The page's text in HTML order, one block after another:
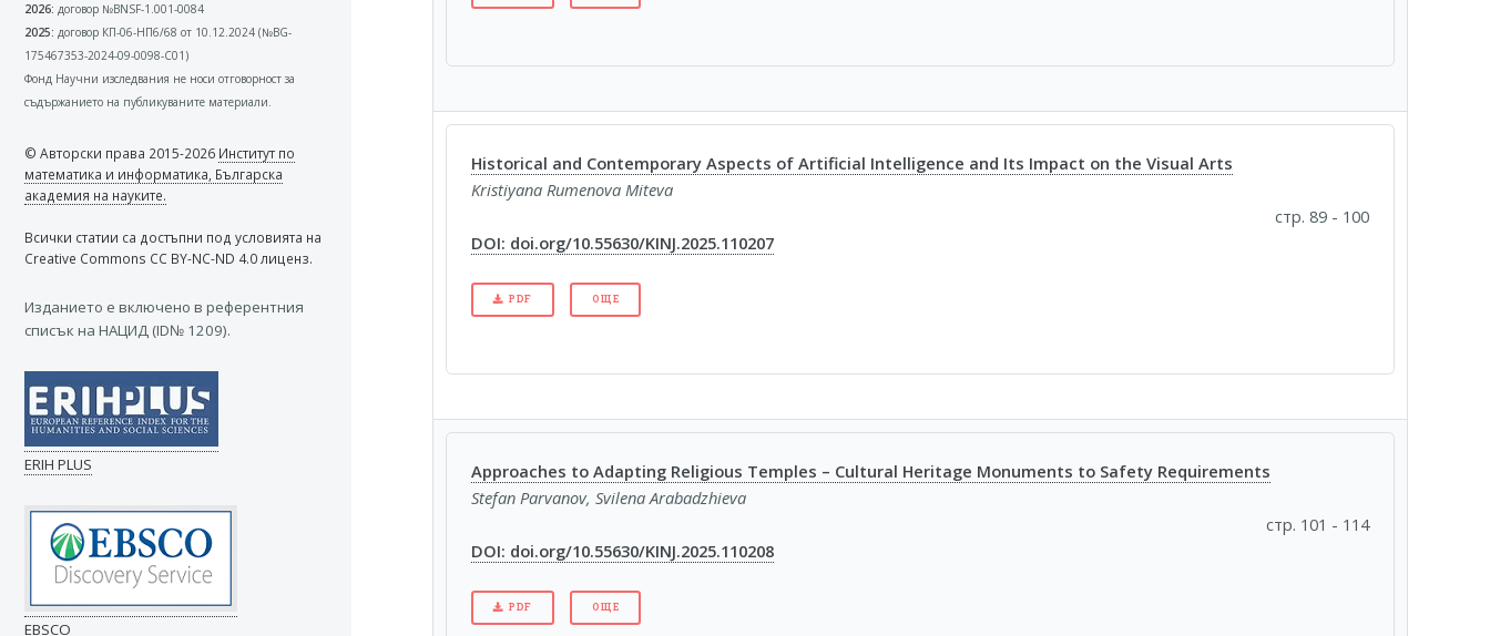
2026: договор №BNSF-1.001-0084
2025: договор КП-06-НП6/68 от 10.12.2024 (№BG-
175467353-2024-09-0098-C01)
Фонд Научни изследвания не носи отговорност за
съдържанието на публикуваните материали.
© Авторски права 2015-2026 Институт по
математика и информатика, Българска
академия на науките.
Всички статии са достъпни под условията на
Creative Commons CC BY-NC-ND 4.0 лиценз.
Изданието e включено в референтния
списък на НАЦИД (ID№ 1209).
ERIH PLUS
EBSCO
Historical and Contemporary Aspects of Artificial Intelligence and Its Impact on the Visual Arts
Kristiyana Rumenova Miteva
стр. 89 - 100
DOI: doi.org/10.55630/KINJ.2025.110207
PDF ОЩЕ
Approaches to Adapting Religious Temples – Cultural Heritage Monuments to Safety Requirements
Stefan Parvanov, Svilena Arabadzhieva
стр. 101 - 114
DOI: doi.org/10.55630/KINJ.2025.110208
PDF ОЩЕ